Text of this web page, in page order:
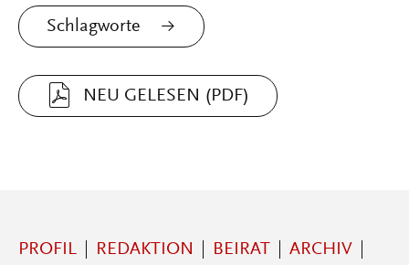
Schlagworte
NEU GELESEN (PDF)
PROFIL REDAKTION BEIRAT
ARCHIV